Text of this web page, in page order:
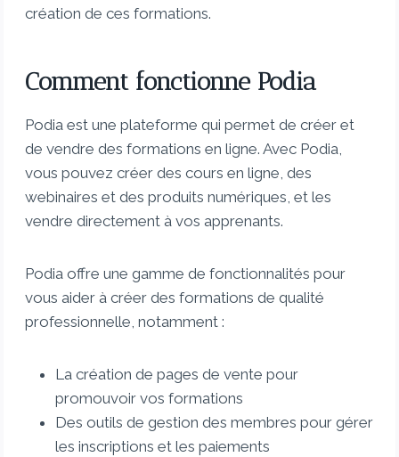
création de ces formations.
Comment fonctionne Podia
Podia est une plateforme qui permet de créer et
de vendre des formations en ligne. Avec Podia,
vous pouvez créer des cours en ligne, des
webinaires et des produits numériques, et les
vendre directement à vos apprenants.
Podia offre une gamme de fonctionnalités pour
vous aider à créer des formations de qualité
professionnelle, notamment :
La création de pages de vente pour
promouvoir vos formations
Des outils de gestion des membres pour gérer
les inscriptions et les paiements